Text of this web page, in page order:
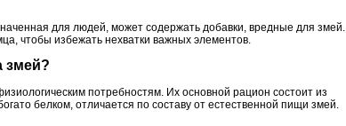
для людей, может содержать добавки, вредные для змей.
чтобы избежать нехватки важных элементов.
змей?
потребностям. Их основной рацион состоит из
белком, отличается по составу от естественной пищи змей.